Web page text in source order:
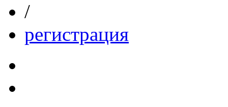
/
регистрация